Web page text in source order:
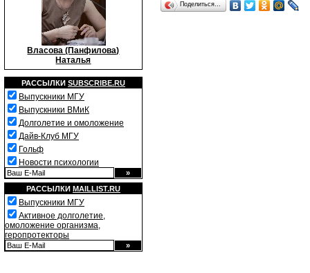
Власова (Панфилова)
Наталья
РАССЫЛКИ SUBSCRIBE.RU
Выпускники МГУ
Выпускники ВМиК
Долголетие и омоложение
Дайв-Клуб МГУ
Гольф
Новости психологии
РАССЫЛКИ MAILLIST.RU
Выпускники МГУ
Активное долголетие,
омоложение организма,
геропротекторы
Поделиться…